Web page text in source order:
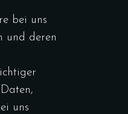
bei uns
und deren
uns